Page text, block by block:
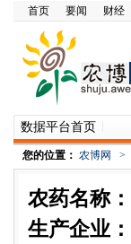
首页 要闻 财经
数据平台首页
您的位置： 农博网 >
农药名称：
生产企业：